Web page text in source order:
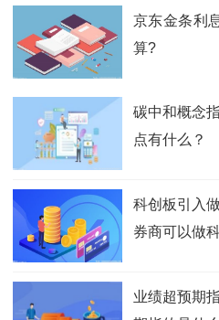
京东金条利
算?
碳中和概念
点有什么？
科创板引入
券商可以做
业绩超预期